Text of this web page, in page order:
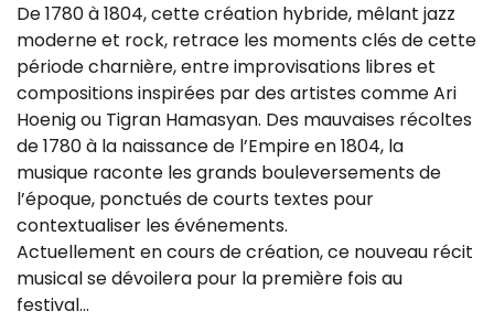
De 1780 à 1804, cette création hybride, mêlant jazz
moderne et rock, retrace les moments clés de cette
période charnière, entre improvisations libres et
compositions inspirées par des artistes comme Ari
Hoenig ou Tigran Hamasyan. Des mauvaises récoltes
de 1780 à la naissance de l’Empire en 1804, la
musique raconte les grands bouleversements de
l’époque, ponctués de courts textes pour
contextualiser les événements.
Actuellement en cours de création, ce nouveau récit
musical se dévoilera pour la première fois au
festival…